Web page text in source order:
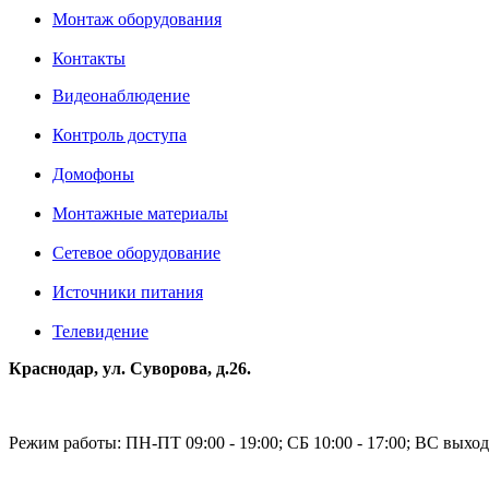
Монтаж оборудования
Контакты
Видеонаблюдение
Контроль доступа
Домофоны
Монтажные материалы
Сетевое оборудование
Источники питания
Телевидение
Краснодар, ул. Суворова, д.26.
Режим работы: ПН-ПТ 09:00 - 19:00; СБ 10:00 - 17:00; ВС